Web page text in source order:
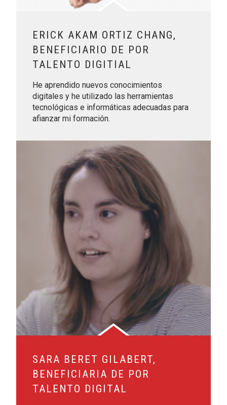
ERICK AKAM ORTIZ CHANG,
BENEFICIARIO DE POR
TALENTO DIGITIAL
He aprendido nuevos conocimientos
digitales y he utilizado las herramientas
tecnológicas e informáticas adecuadas para
afianzar mi formación.
SARA BERET GILABERT,
BENEFICIARIA DE POR
TALENTO DIGITAL
Leer más sobre Sara Beret Gilabert, beneficiaria de Por